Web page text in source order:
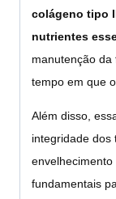
colágeno tipo
nutrientes
manutenção
tempo em que
Além disso,
integridade dos
fundamentais